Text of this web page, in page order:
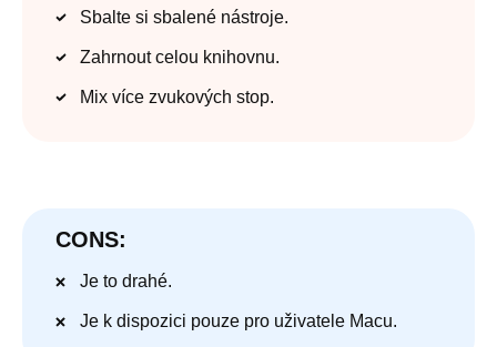
Sbalte si sbalené nástroje.
Zahrnout celou knihovnu.
Mix více zvukových stop.
CONS:
Je to drahé.
Je k dispozici pouze pro uživatele Macu.